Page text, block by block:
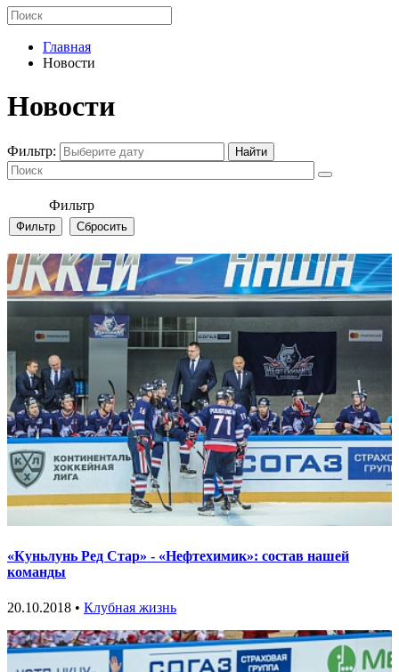
Главная
Новости
Новости
Фильтр:
Фильтр
«Куньлунь Ред Стар» - «Нефтехимик»: состав нашей
команды
20.10.2018 • Клубная жизнь